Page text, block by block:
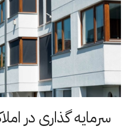
سرمایه گذاری در